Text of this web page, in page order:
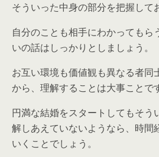
そういった中身の部分を把握して
自分のことも相手にわかってもら
いの話はしっかりとしましょう。
お互い環境も価値観も異なる者同
から、理解することは大事ことで
円満な結婚をスタートしてもそう
解しあえていないようなら、時間
いくことでしょう。